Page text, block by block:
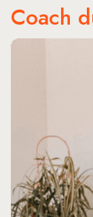
Coach